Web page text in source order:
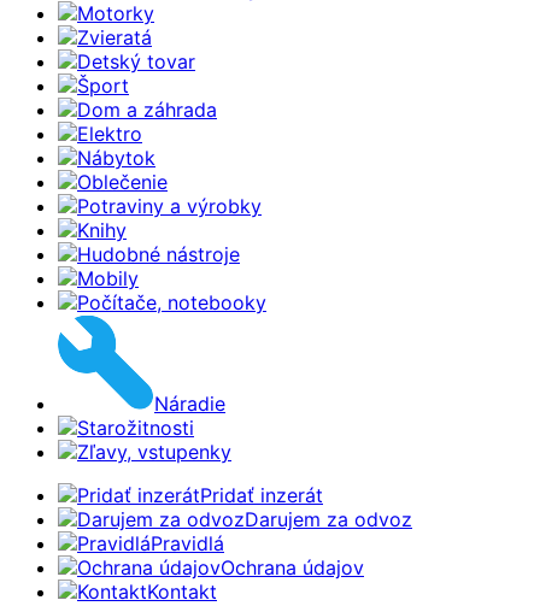
Motorky
Zvieratá
Detský tovar
Šport
Dom a záhrada
Elektro
Nábytok
Oblečenie
Potraviny a výrobky
Knihy
Hudobné nástroje
Mobily
Počítače, notebooky
Náradie
Starožitnosti
Zľavy, vstupenky
Pridať inzerát
Darujem za odvoz
Pravidlá
Ochrana údajov
Kontakt